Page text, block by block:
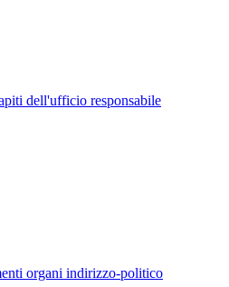
dell'ufficio responsabile
organi indirizzo-politico